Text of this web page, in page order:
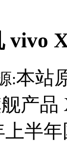
vivo
:本站
产品
半